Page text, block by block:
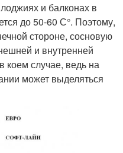
и балконах в
до 50-60 С°. Поэтому,
стороне, сосновую
и внутренней
коем случае, ведь на
может выделяться